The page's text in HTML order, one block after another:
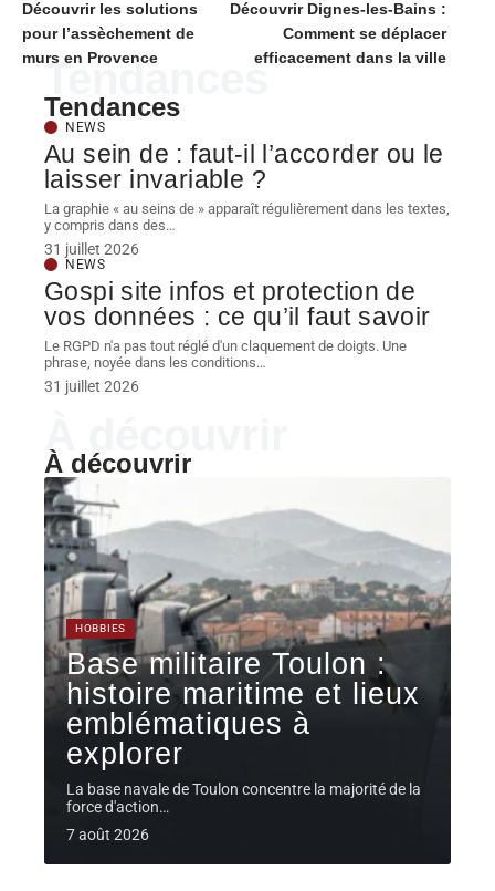
Découvrir les solutions
pour l’assèchement de
murs en Provence
Découvrir Dignes-les-Bains :
Comment se déplacer
efficacement dans la ville
Tendances
Tendances
NEWS
Au sein de : faut-il l’accorder ou le
laisser invariable ?
La graphie « au seins de » apparaît régulièrement dans les textes,
y compris dans des…
31 juillet 2026
NEWS
Gospi site infos et protection de
vos données : ce qu’il faut savoir
Le RGPD n'a pas tout réglé d'un claquement de doigts. Une
phrase, noyée dans les conditions…
31 juillet 2026
À découvrir
HOBBIES
Base militaire Toulon :
histoire maritime et lieux
emblématiques à
explorer
La base navale de Toulon concentre la majorité de la
force d'action…
7 août 2026